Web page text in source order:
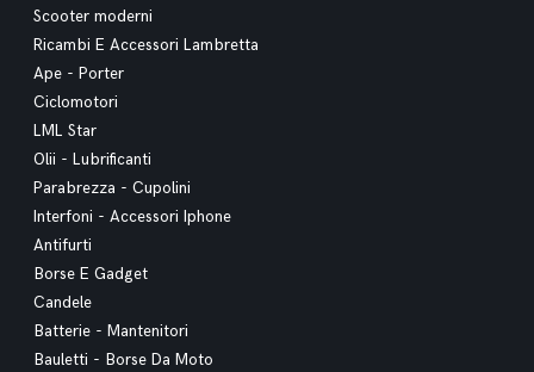
Scooter moderni
Ricambi E Accessori Lambretta
Ape - Porter
Ciclomotori
LML Star
Olii - Lubrificanti
Parabrezza - Cupolini
Interfoni - Accessori Iphone
Antifurti
Borse E Gadget
Candele
Batterie - Mantenitori
Bauletti - Borse Da Moto